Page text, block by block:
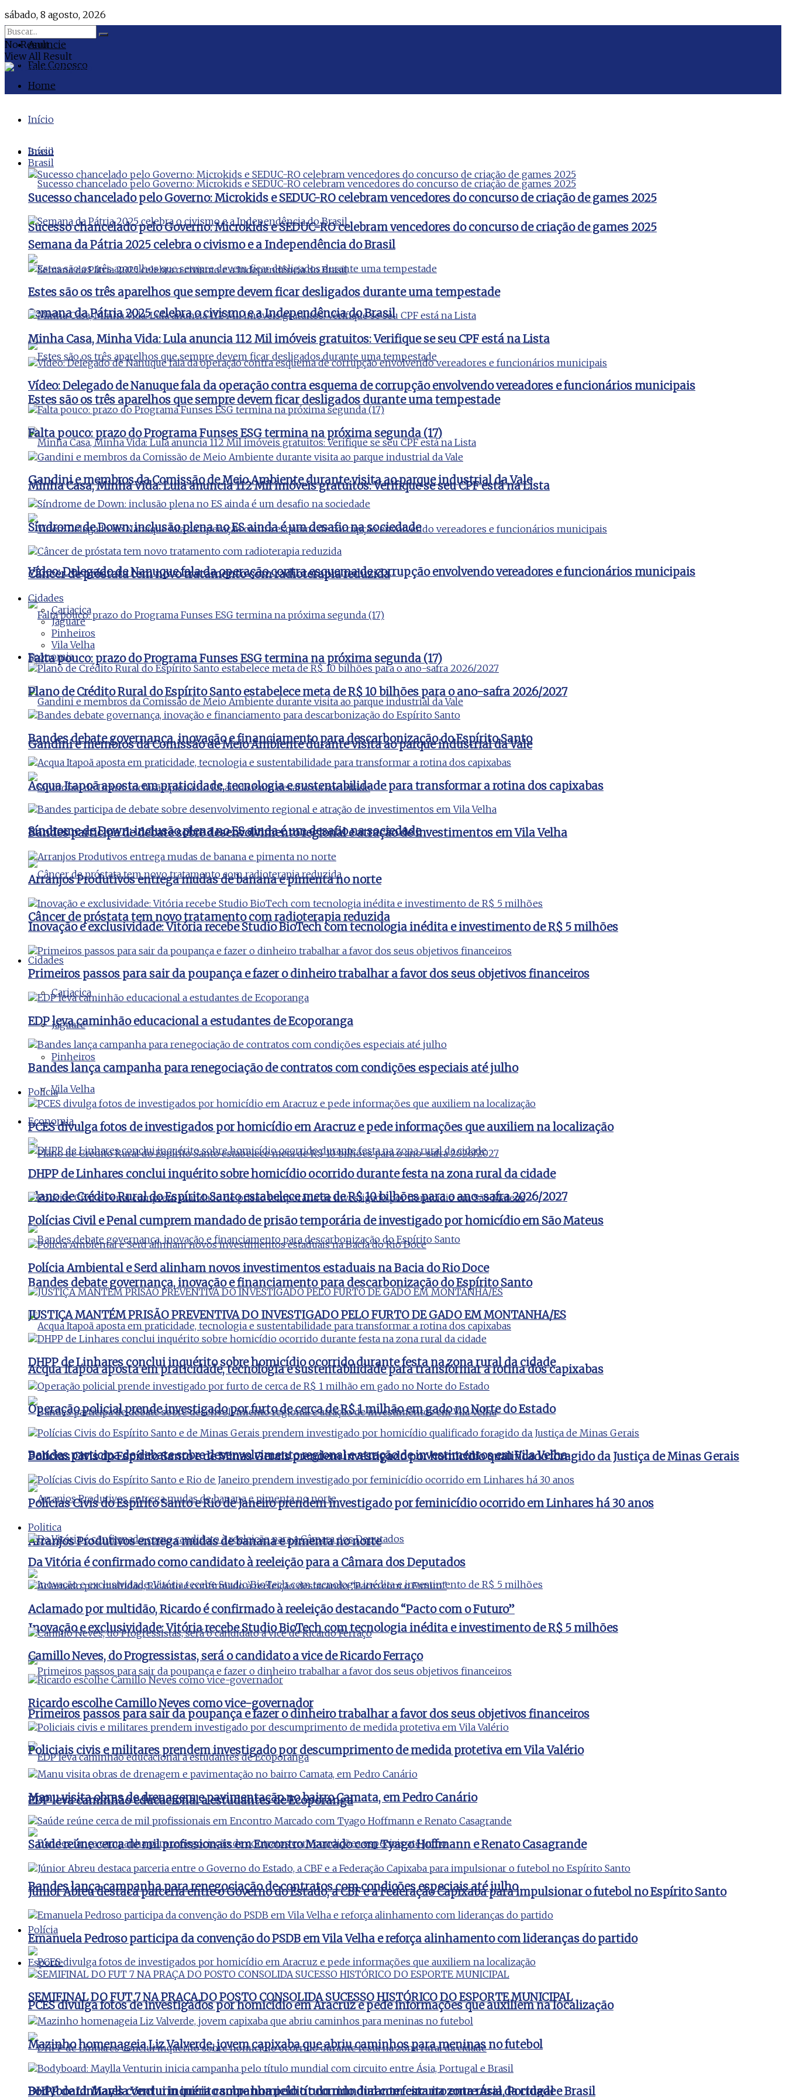
sábado, 8 agosto, 2026
Anuncie
Fale Conosco
Home
No Result
View All Result
Início
Brasil
Sucesso chancelado pelo Governo: Microkids e SEDUC-RO celebram vencedores do concurso de criação de games 2025
Semana da Pátria 2025 celebra o civismo e a Independência do Brasil
Estes são os três aparelhos que sempre devem ficar desligados durante uma tempestade
Minha Casa, Minha Vida: Lula anuncia 112 Mil imóveis gratuitos: Verifique se seu CPF está na Lista
Vídeo: Delegado de Nanuque fala da operação contra esquema de corrupção envolvendo vereadores e funcionários municipais
Falta pouco: prazo do Programa Funses ESG termina na próxima segunda (17)
Gandini e membros da Comissão de Meio Ambiente durante visita ao parque industrial da Vale
Síndrome de Down: inclusão plena no ES ainda é um desafio na sociedade
Câncer de próstata tem novo tratamento com radioterapia reduzida
Cidades
Cariacica
Jaguaré
Pinheiros
Vila Velha
Economia
Plano de Crédito Rural do Espírito Santo estabelece meta de R$ 10 bilhões para o ano-safra 2026/2027
Bandes debate governança, inovação e financiamento para descarbonização do Espírito Santo
Acqua Itapoã aposta em praticidade, tecnologia e sustentabilidade para transformar a rotina dos capixabas
Bandes participa de debate sobre desenvolvimento regional e atração de investimentos em Vila Velha
Arranjos Produtivos entrega mudas de banana e pimenta no norte
Inovação e exclusividade: Vitória recebe Studio BioTech com tecnologia inédita e investimento de R$ 5 milhões
Primeiros passos para sair da poupança e fazer o dinheiro trabalhar a favor dos seus objetivos financeiros
EDP leva caminhão educacional a estudantes de Ecoporanga
Bandes lança campanha para renegociação de contratos com condições especiais até julho
Polícia
PCES divulga fotos de investigados por homicídio em Aracruz e pede informações que auxiliem na localização
DHPP de Linhares conclui inquérito sobre homicídio ocorrido durante festa na zona rural da cidade
Início
Brasil
Sucesso chancelado pelo Governo: Microkids e SEDUC-RO celebram vencedores do concurso de criação de games 2025
Semana da Pátria 2025 celebra o civismo e a Independência do Brasil
Estes são os três aparelhos que sempre devem ficar desligados durante uma tempestade
Minha Casa, Minha Vida: Lula anuncia 112 Mil imóveis gratuitos: Verifique se seu CPF está na Lista
Vídeo: Delegado de Nanuque fala da operação contra esquema de corrupção envolvendo vereadores e funcionários municipais
Falta pouco: prazo do Programa Funses ESG termina na próxima segunda (17)
Gandini e membros da Comissão de Meio Ambiente durante visita ao parque industrial da Vale
Síndrome de Down: inclusão plena no ES ainda é um desafio na sociedade
Câncer de próstata tem novo tratamento com radioterapia reduzida
Cidades
Cariacica
Jaguaré
Pinheiros
Vila Velha
Economia
Plano de Crédito Rural do Espírito Santo estabelece meta de R$ 10 bilhões para o ano-safra 2026/2027
Bandes debate governança, inovação e financiamento para descarbonização do Espírito Santo
Acqua Itapoã aposta em praticidade, tecnologia e sustentabilidade para transformar a rotina dos capixabas
Bandes participa de debate sobre desenvolvimento regional e atração de investimentos em Vila Velha
Arranjos Produtivos entrega mudas de banana e pimenta no norte
Inovação e exclusividade: Vitória recebe Studio BioTech com tecnologia inédita e investimento de R$ 5 milhões
Primeiros passos para sair da poupança e fazer o dinheiro trabalhar a favor dos seus objetivos financeiros
EDP leva caminhão educacional a estudantes de Ecoporanga
Bandes lança campanha para renegociação de contratos com condições especiais até julho
Polícia
PCES divulga fotos de investigados por homicídio em Aracruz e pede informações que auxiliem na localização
DHPP de Linhares conclui inquérito sobre homicídio ocorrido durante festa na zona rural da cidade
Polícias Civil e Penal cumprem mandado de prisão temporária de investigado por homicídio em São Mateus
Polícia Ambiental e Serd alinham novos investimentos estaduais na Bacia do Rio Doce
JUSTIÇA MANTÉM PRISÃO PREVENTIVA DO INVESTIGADO PELO FURTO DE GADO EM MONTANHA/ES
DHPP de Linhares conclui inquérito sobre homicídio ocorrido durante festa na zona rural da cidade
Operação policial prende investigado por furto de cerca de R$ 1 milhão em gado no Norte do Estado
Polícias Civis do Espírito Santo e de Minas Gerais prendem investigado por homicídio qualificado foragido da Justiça de Minas Gerais
Polícias Civis do Espírito Santo e Rio de Janeiro prendem investigado por feminicídio ocorrido em Linhares há 30 anos
Politica
Da Vitória é confirmado como candidato à reeleição para a Câmara dos Deputados
Aclamado por multidão, Ricardo é confirmado à reeleição destacando “Pacto com o Futuro”
Camillo Neves, do Progressistas, será o candidato a vice de Ricardo Ferraço
Ricardo escolhe Camillo Neves como vice-governador
Policiais civis e militares prendem investigado por descumprimento de medida protetiva em Vila Valério
Manu visita obras de drenagem e pavimentação no bairro Camata, em Pedro Canário
Saúde reúne cerca de mil profissionais em Encontro Marcado com Tyago Hoffmann e Renato Casagrande
Júnior Abreu destaca parceria entre o Governo do Estado, a CBF e a Federação Capixaba para impulsionar o futebol no Espírito Santo
Emanuela Pedroso participa da convenção do PSDB em Vila Velha e reforça alinhamento com lideranças do partido
Esporte
SEMIFINAL DO FUT 7 NA PRAÇA DO POSTO CONSOLIDA SUCESSO HISTÓRICO DO ESPORTE MUNICIPAL
Mazinho homenageia Liz Valverde, jovem capixaba que abriu caminhos para meninas no futebol
Bodyboard: Maylla Venturin inicia campanha pelo título mundial com circuito entre Ásia, Portugal e Brasil